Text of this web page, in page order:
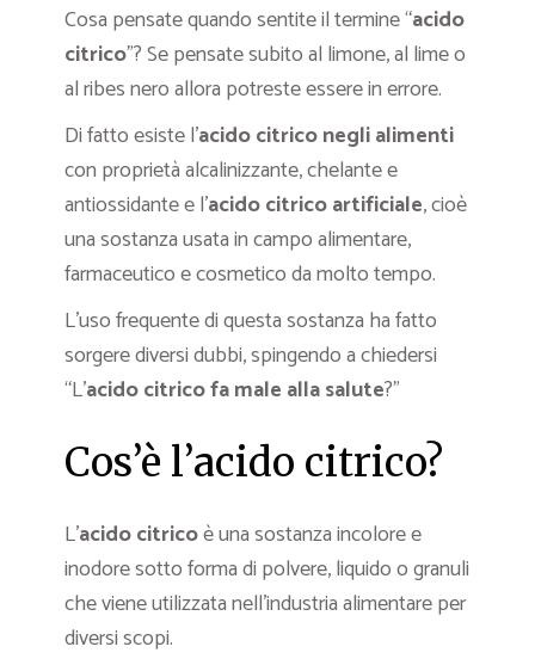
Cosa pensate quando sentite il termine “acido
citrico”? Se pensate subito al limone, al lime o
al ribes nero allora potreste essere in errore.
Di fatto esiste l’acido citrico negli alimenti
con proprietà alcalinizzante, chelante e
antiossidante e l’acidocitrico artificiale, cioè
una sostanza usata in campo alimentare,
farmaceutico e cosmetico da molto tempo.
L’uso frequente di questa sostanza ha fatto
sorgere diversi dubbi, spingendo a chiedersi
“L’acido citrico fa male alla salute?”
Cos’è l’acido citrico?
L’acido citricoè una sostanza incolore e
inodore sotto forma di polvere, liquido o granuli
che viene utilizzata nell’industria alimentare per
diversi scopi.